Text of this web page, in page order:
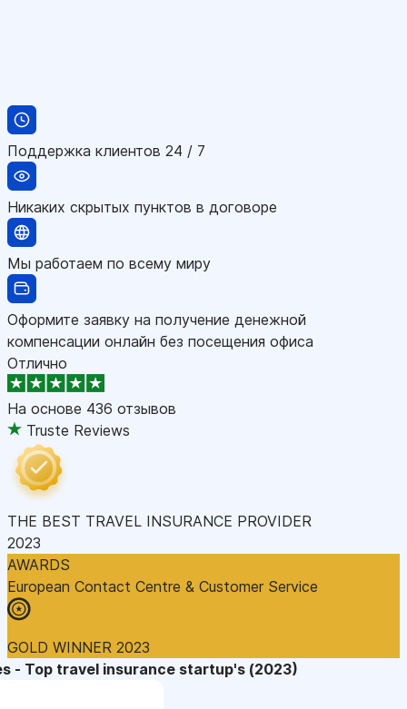
Поддержка клиентов 24 / 7
Никаких скрытых пунктов в договоре
Мы работаем по всему миру
Оформите заявку на получение денежной
компенсации онлайн без посещения офиса
Отлично
На основе 436 отзывов
Truste Reviews
THE BEST TRAVEL INSURANCE PROVIDER
2023
AWARDS
European Contact Centre & Customer Service
GOLD WINNER 2023
- Top travel insurance startup's (2023)